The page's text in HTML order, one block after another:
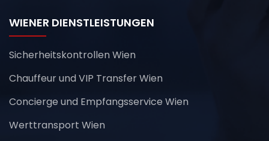
WIENER DIENSTLEISTUNGEN
Sicherheitskontrollen Wien
Chauffeur und VIP Transfer Wien
Concierge und Empfangsservice Wien
Werttransport Wien